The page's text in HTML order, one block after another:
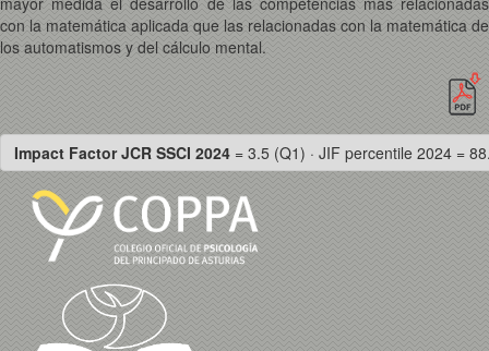
con la matemática aplicada que las relacionadas con la matemática de
los automatismos y del cálculo mental.
Impact Factor JCR SSCI 2024 = 3.5 (Q1) · JIF percentile 2024 =